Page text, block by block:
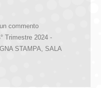
un commento
Trimestre 2024 -
STAMPA
SALA